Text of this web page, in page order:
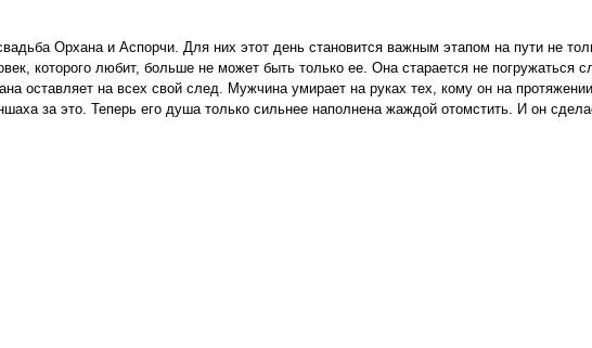
Орхана и Аспорчи. Для них этот день становится важным этапом на пути не
которого любит, больше не может быть только ее. Она старается не погружаться
оставляет на всех свой след. Мужчина умирает на руках тех, кому он на
за это. Теперь его душа только сильнее наполнена жаждой отомстить. И он